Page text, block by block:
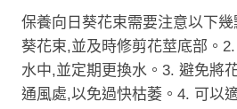
保養向日葵花束需要注意以下
葵花束,並及時修剪花莖底部。
水中,並定期更換水。3. 避免將
通風處,以免過快枯萎。4. 可以